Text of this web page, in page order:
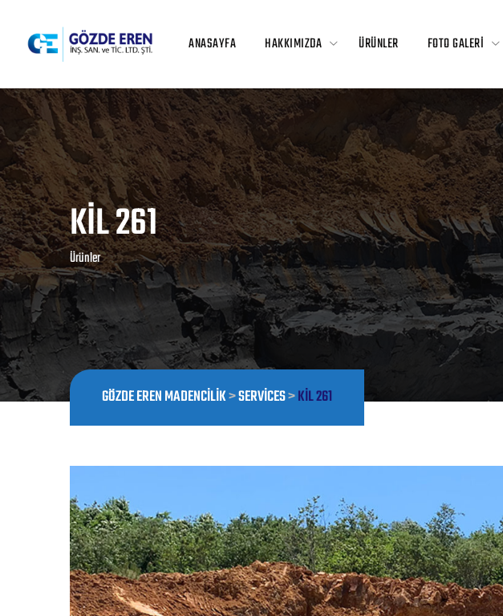
ANASAYFA HAKKIMIZDA ÜRÜNLER FOTO GALERİ
KİL 261
Ürünler
GÖZDE EREN MADENCILIK>SERVICES>KİL 261